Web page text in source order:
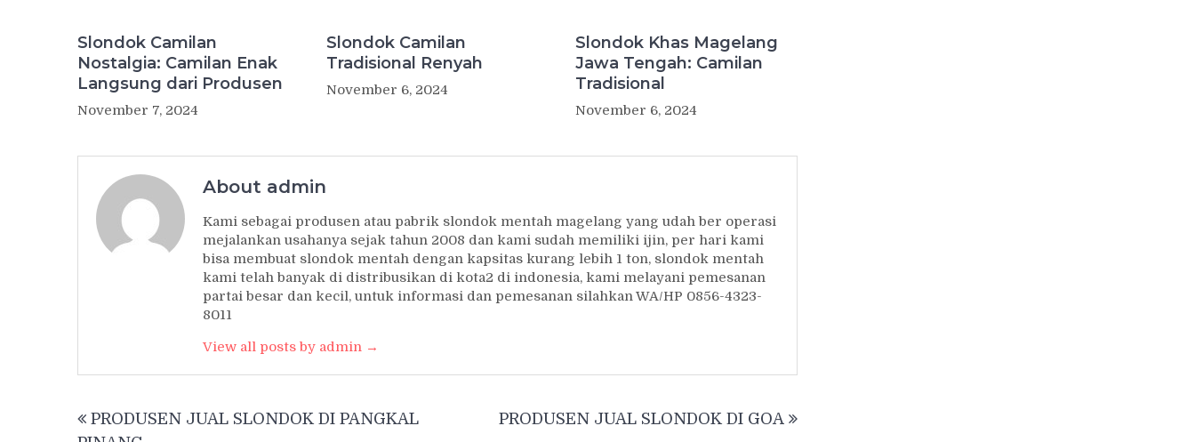
Slondok Camilan
Nostalgia: Camilan Enak
Langsung dari Produsen
November 7, 2024
Slondok Camilan
Tradisional Renyah
November 6, 2024
Slondok Khas Magelang
Jawa Tengah: Camilan
Tradisional
November 6, 2024
About admin
Kami sebagai produsen atau pabrik slondok mentah magelang yang udah ber operasi
mejalankan usahanya sejak tahun 2008 dan kami sudah memiliki ijin, per hari kami
bisa membuat slondok mentah dengan kapsitas kurang lebih 1 ton, slondok mentah
kami telah banyak di distribusikan di kota2 di indonesia, kami melayani pemesanan
partai besar dan kecil, untuk informasi dan pemesanan silahkan WA/HP 0856-4323-
8011
View all posts by admin →
navigation
PRODUSEN JUAL SLONDOK DI PANGKAL
PRODUSEN JUAL SLONDOK DI GOA